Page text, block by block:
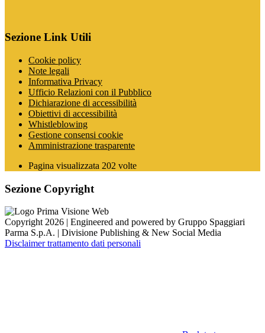
Sezione Link Utili
Cookie policy
Note legali
Informativa Privacy
Ufficio Relazioni con il Pubblico
Dichiarazione di accessibilità
Obiettivi di accessibilità
Whistleblowing
Gestione consensi cookie
Amministrazione trasparente
Pagina visualizzata 202 volte
Sezione Copyright
Copyright 2026 | Engineered and powered by Gruppo Spaggiari
Parma S.p.A. | Divisione Publishing & New Social Media
Disclaimer trattamento dati personali